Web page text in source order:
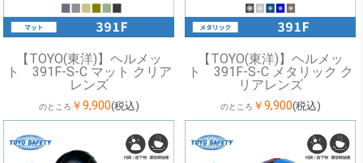
【TOYO(東洋)】ヘルメッ
ト 391F-S-C マット クリア
レンズ
のところ ￥9,900(税込)
【TOYO(東洋)】ヘルメッ
ト 391F-S-C メタリック ク
リアレンズ
のところ ￥9,900(税込)